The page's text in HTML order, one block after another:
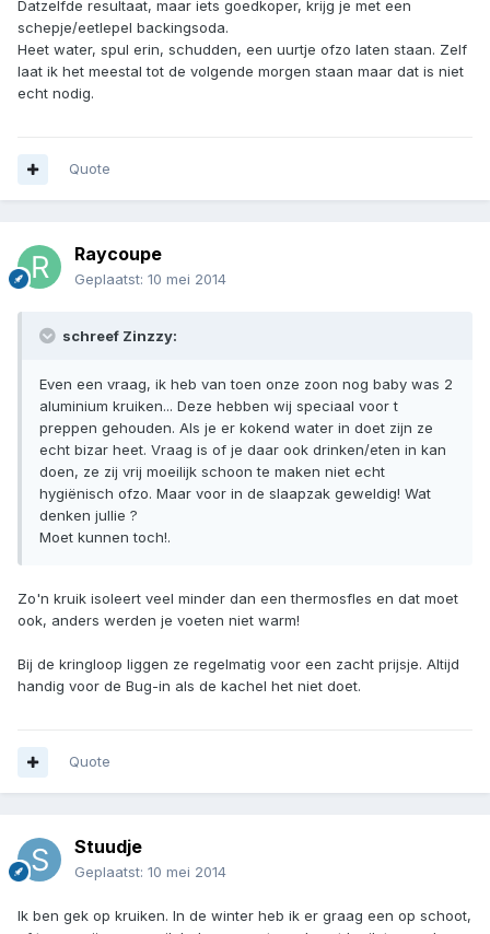
Datzelfde resultaat, maar iets goedkoper, krijg je met een
schepje/eetlepel backingsoda.
Heet water, spul erin, schudden, een uurtje ofzo laten staan. Zelf
laat ik het meestal tot de volgende morgen staan maar dat is niet
echt nodig.
Quote
Raycoupe
Geplaatst: 10 mei 2014
schreef Zinzzy:
Even een vraag, ik heb van toen onze zoon nog baby was 2
aluminium kruiken... Deze hebben wij speciaal voor t
preppen gehouden. Als je er kokend water in doet zijn ze
echt bizar heet. Vraag is of je daar ook drinken/eten in kan
doen, ze zij vrij moeilijk schoon te maken niet echt
hygiënisch ofzo. Maar voor in de slaapzak geweldig! Wat
denken jullie ?
Moet kunnen toch!.
Zo'n kruik isoleert veel minder dan een thermosfles en dat moet
ook, anders werden je voeten niet warm!
Bij de kringloop liggen ze regelmatig voor een zacht prijsje. Altijd
handig voor de Bug-in als de kachel het niet doet.
Quote
Stuudje
Geplaatst: 10 mei 2014
Ik ben gek op kruiken. In de winter heb ik er graag een op schoot,